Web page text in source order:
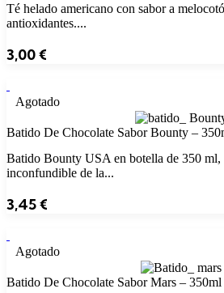
Té helado americano con sabor a
antioxidantes....
3,00€
Agotado
Batido De Chocolate Sabor Bounty –
Batido Bounty USA en botella de 350 ml,
inconfundible de la...
3,45€
Agotado
Batido De Chocolate Sabor Mars – 350ml